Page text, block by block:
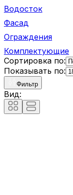
Водосток
Фасад
Ограждения
Комплектующие
Сортировка по:
Показывать по:
Фильтр
Вид: